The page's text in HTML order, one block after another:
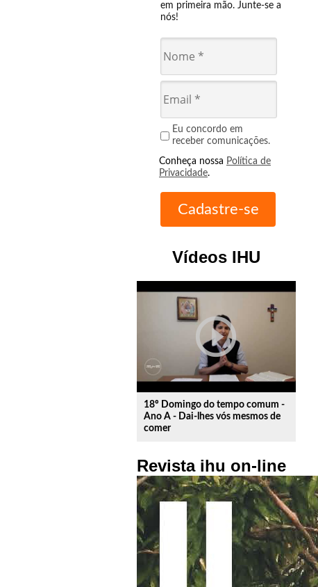
em primeira mão. Junte-se a
nós!
Eu concordo em
receber comunicações.
Conheça nossa Política de
Privacidade.
Vídeos IHU
play_circle_outline
18º Domingo do tempo comum -
Ano A - Dai-lhes vós mesmos de
comer
Revista ihu on-line